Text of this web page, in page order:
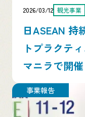
2026/03/12 観光事業
日ASEAN 持
トプラクテ
マニラで開催
事業報告